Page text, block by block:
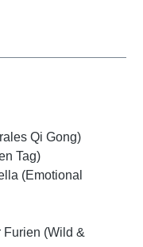
Qi Gong)
Tag)
(Emotional
Furien (Wild &